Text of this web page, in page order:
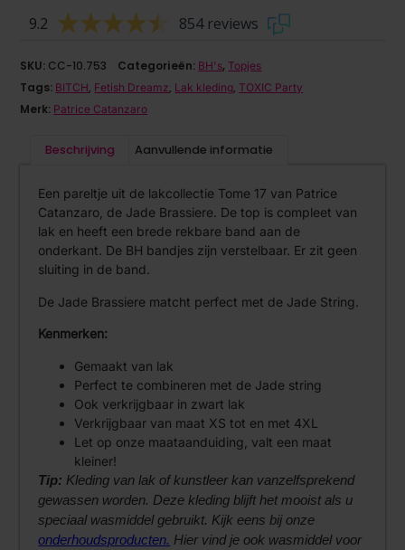
9.2 854 reviews
SKU: CC-10.753 Categorieën: BH's, Topjes
Tags: BITCH, Fetish Dreamz, Lak kleding, TOXIC Party
Merk: Patrice Catanzaro
Beschrijving Aanvullende informatie
Een pareltje uit de lakcollectie Tome 17 van Patrice
Catanzaro, de Jade Brassiere. De top is compleet van
lak en heeft een brede rekbare band aan de
onderkant. De BH bandjes zijn verstelbaar. Er zit geen
sluiting in de band.
De Jade Brassiere matcht perfect met de Jade String.
Kenmerken:
Gemaakt van lak
Perfect te combineren met de Jade string
Ook verkrijgbaar in zwart lak
Verkrijgbaar van maat XS tot en met 4XL
Let op onze maataanduiding, valt een maat
kleiner!
Tip: Kleding van lak of kunstleer kan vanzelfsprekend
gewassen worden. Deze kleding blijft het mooist als u
speciaal wasmiddel gebruikt. Kijk eens bij onze
onderhoudsproducten. Hier vind je ook wasmiddel voor